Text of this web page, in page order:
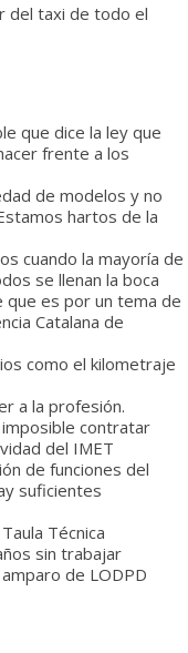
del taxi de todo el
que dice la ley que
frente a los
de modelos y no
hartos de la
cuando la mayoría de
se llenan la boca
que es por un tema de
Catalana de
como el kilometraje
a la profesión.
contratar
del IMET
de funciones del
suficientes
Técnica
sin trabajar
de LODPD